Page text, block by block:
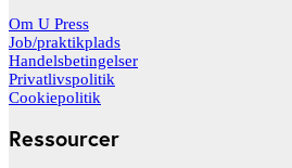
Om U Press
Job/praktikplads
Handelsbetingelser
Privatlivspolitik
Cookiepolitik
Ressourcer